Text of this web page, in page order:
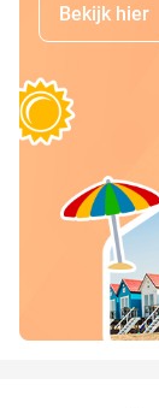
Bekijk hier